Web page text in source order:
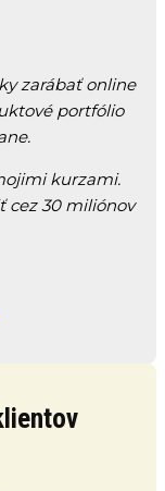
zarábať online
portfólio
kurzami.
cez 30 miliónov